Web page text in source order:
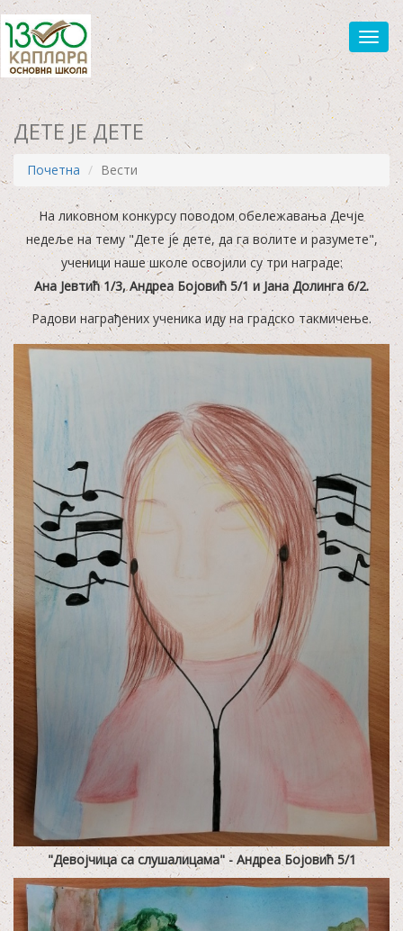
ДЕТЕ ЈЕ ДЕТЕ
Почетна Вести
На ликовном конкурсу поводом обележавања Дечје
недеље на тему "Дете је дете, да га волите и разумете",
ученици наше школе освојили су три награде:
Ана Јевтић 1/3, Андреа Бојовић 5/1 и Јана Долинга 6/2.
Радови награђених ученика иду на градско такмичење.
"Девојчица са слушалицама" - Андреа Бојовић 5/1